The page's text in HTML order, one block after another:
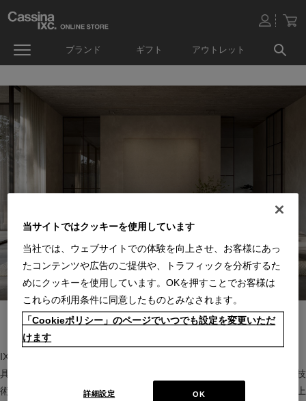
ブランド ギフト アウトレット
IXC（イクスシー）は、”Emotional Minimalism”を掲げるグローバル家
具ブランド。ヨーロッパの家具文化と日本の美意識を融合し、素材や技
術を活かした持続可能で洗練されたインテリアを提案。長く愛される上
当サイトではクッキーを使用しています
当社では、ウェブサイトでの体験を向上させ、お客様にあっ
たコンテンツや広告のご提供や、トラフィックを分析するた
めにクッキーを使用しています。OKを押すことでお客様は
これらの利用条件に同意したものとみなされます。
「Cookieポリシー」のページでいつでも設定を変更いただ
けます
OK
詳細設定